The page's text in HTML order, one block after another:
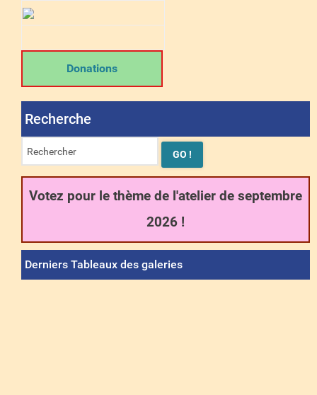
Donations
Recherche
Votez pour le thème de l'atelier de septembre
2026 !
Derniers Tableaux des galeries